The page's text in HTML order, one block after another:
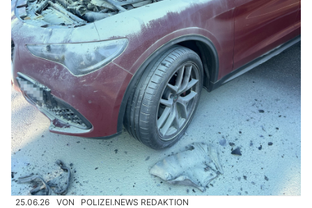
25.06.26 VON POLIZEI.NEWS REDAKTION